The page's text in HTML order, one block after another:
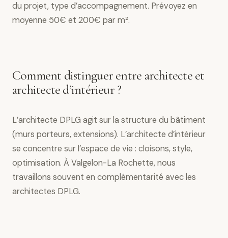
du projet, type d’accompagnement. Prévoyez en
moyenne 50€ et 200€ par m².
Comment distinguer entre architecte et
architecte d’intérieur ?
L’architecte DPLG agit sur la structure du bâtiment
(murs porteurs, extensions). L’architecte d’intérieur
se concentre sur l’espace de vie : cloisons, style,
optimisation. À Valgelon-La Rochette, nous
travaillons souvent en complémentarité avec les
architectes DPLG.